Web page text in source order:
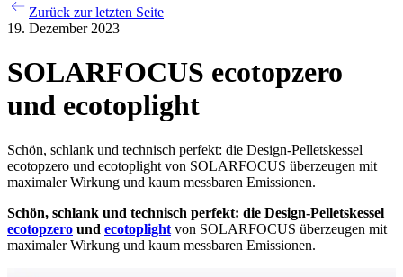
Zurück zur letzten Seite
19. Dezember 2023
SOLARFOCUS ecotopzero
und ecotoplight
Schön, schlank und technisch perfekt: die Design-Pelletskessel
ecotopzero und ecotoplight von SOLARFOCUS überzeugen mit
maximaler Wirkung und kaum messbaren Emissionen.
Schön, schlank und technisch perfekt: die Design-Pelletskessel
ecotopzero und ecotoplight von SOLARFOCUS überzeugen mit
maximaler Wirkung und kaum messbaren Emissionen.